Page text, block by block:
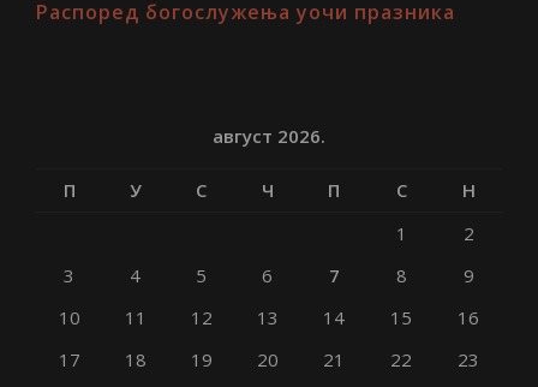
Распоред богослужења уочи празника
август 2026.
П У С Ч П С
Н
1
2
3
4 5 6 7 8
9
10
11 12 13 14 15
16
17
18 19 20 21 22
23